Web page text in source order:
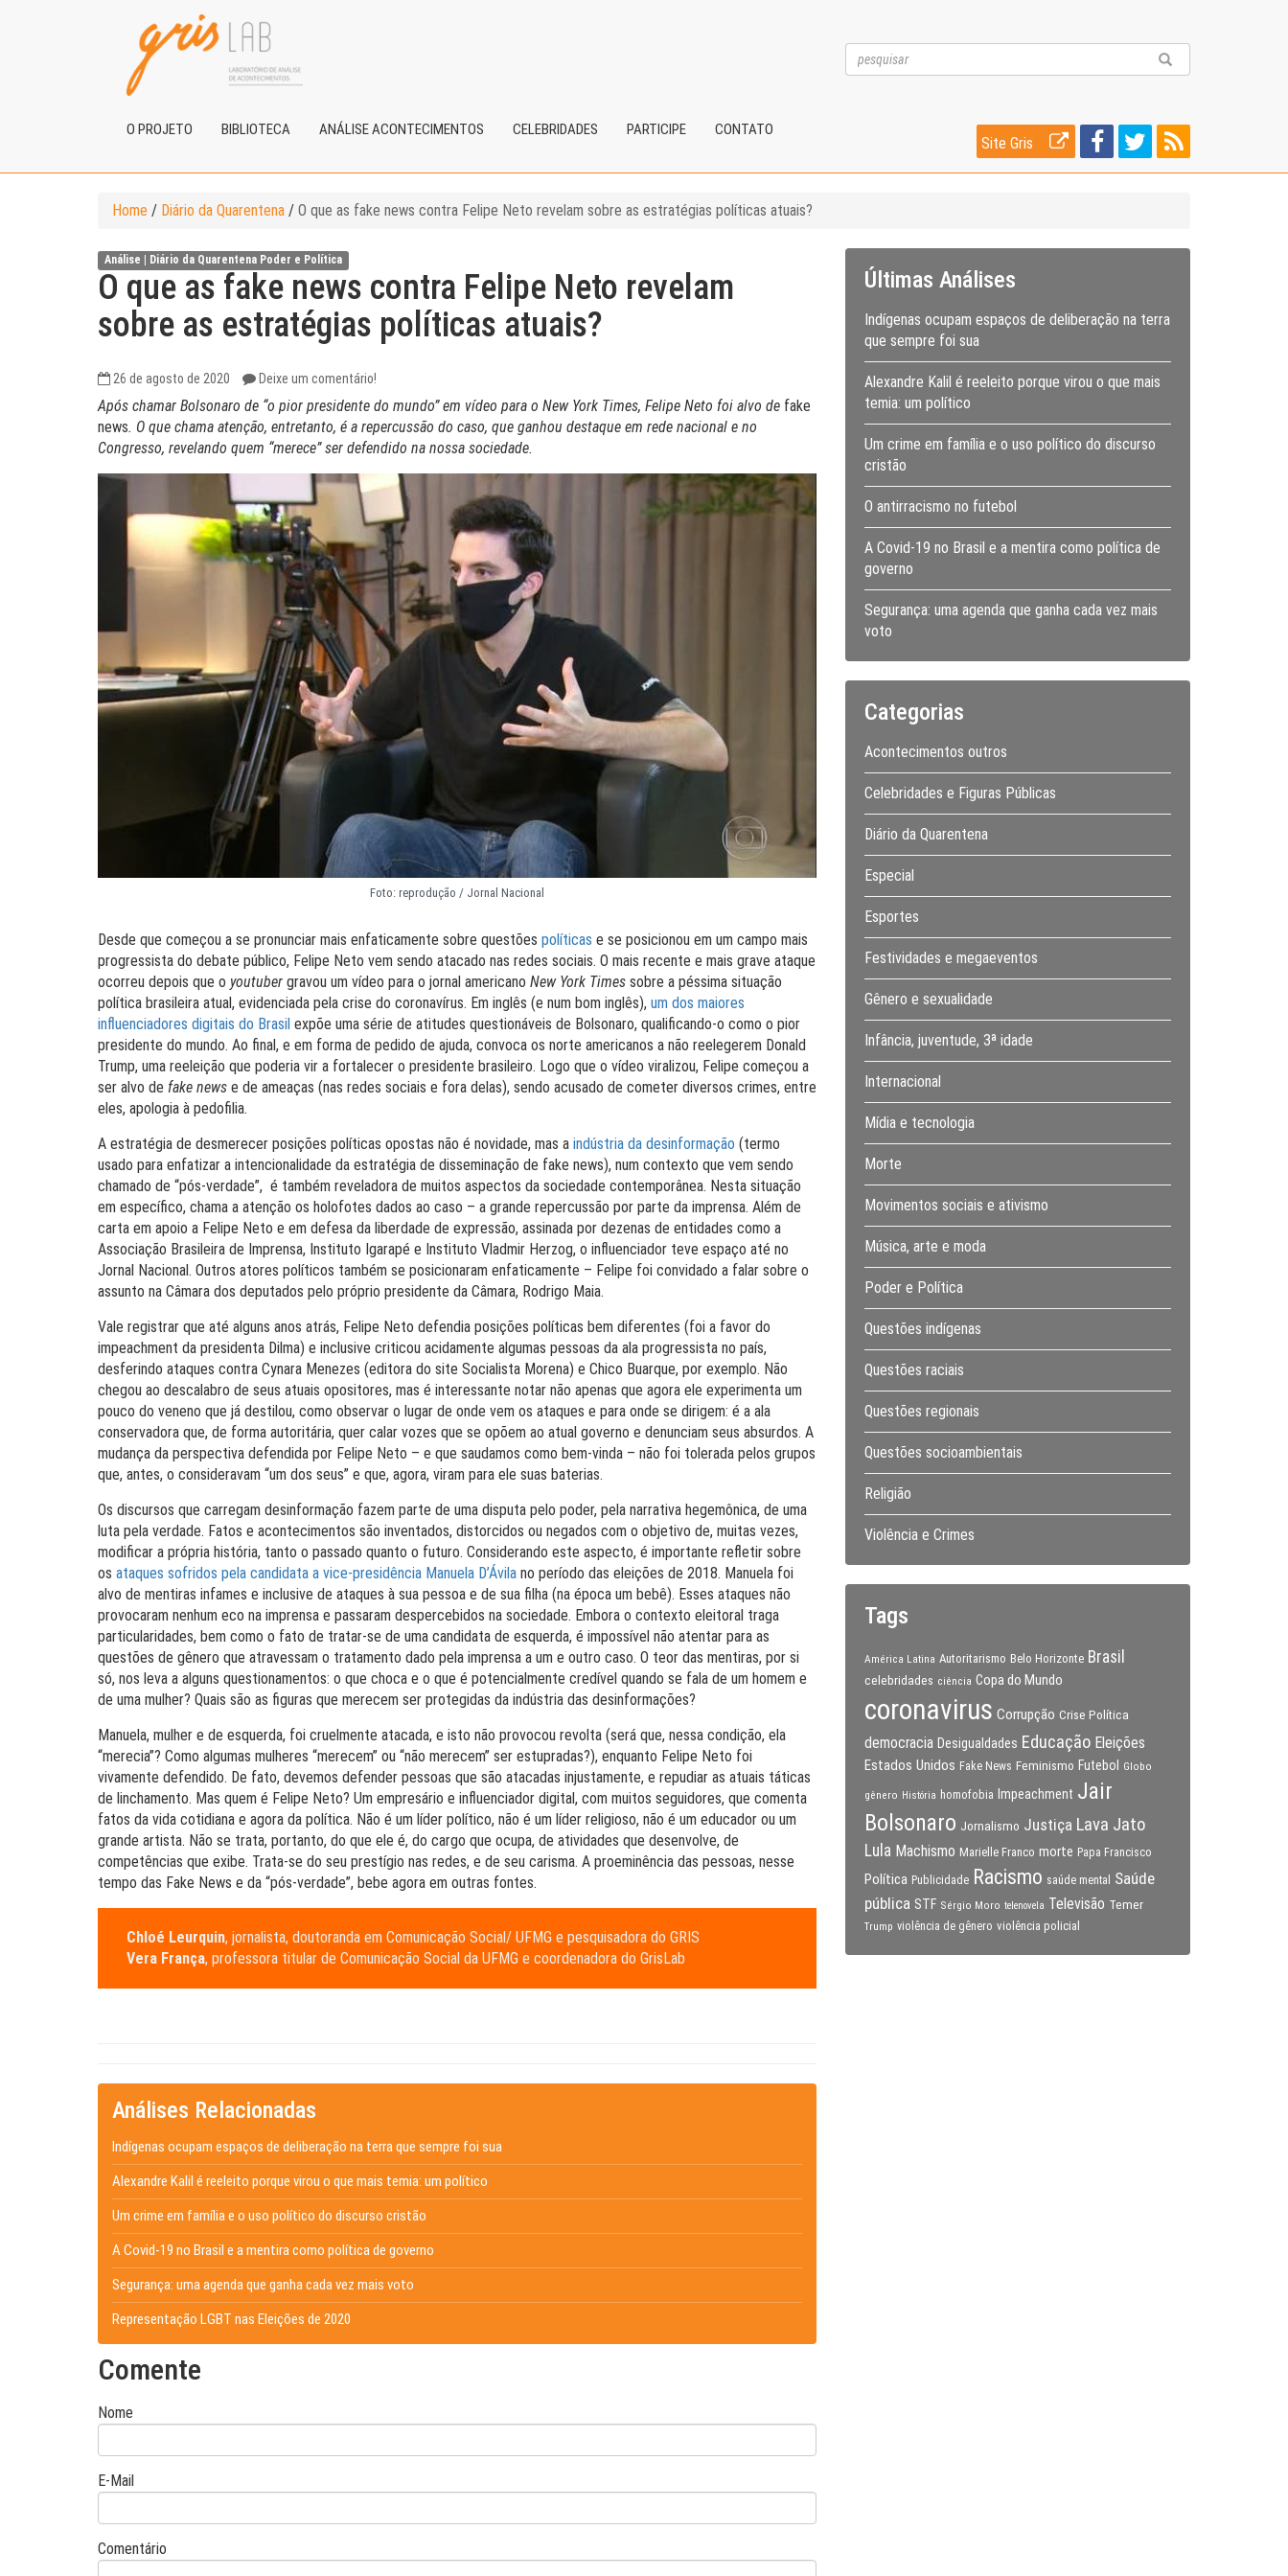
O PROJETO BIBLIOTECA ANÁLISE ACONTECIMENTOS CELEBRIDADES PARTICIPE CONTATO
Site Gris
Home / Diário da Quarentena / O que as fake news contra Felipe Neto revelam sobre as estratégias políticas atuais?
Análise | Diário da Quarentena Poder e Política
O que as fake news contra Felipe Neto revelam
sobre as estratégias políticas atuais?
26 de agosto de 2020 Deixe um comentário!
Após chamar Bolsonaro de “o pior presidente do mundo” em vídeo para o New York Times, Felipe Neto foi alvo de fake
news. O que chama atenção, entretanto, é a repercussão do caso, que ganhou destaque em rede nacional e no
Congresso, revelando quem “merece” ser defendido na nossa sociedade.
Foto: reprodução / Jornal Nacional
Desde que começou a se pronunciar mais enfaticamente sobre questões políticas e se posicionou em um campo mais
progressista do debate público, Felipe Neto vem sendo atacado nas redes sociais. O mais recente e mais grave ataque
ocorreu depois que o youtuber gravou um vídeo para o jornal americano New York Times sobre a péssima situação
política brasileira atual, evidenciada pela crise do coronavírus. Em inglês (e num bom inglês), um dos maiores
influenciadores digitais do Brasil expõe uma série de atitudes questionáveis de Bolsonaro, qualificando-o como o pior
presidente do mundo. Ao final, e em forma de pedido de ajuda, convoca os norte americanos a não reelegerem Donald
Trump, uma reeleição que poderia vir a fortalecer o presidente brasileiro. Logo que o vídeo viralizou, Felipe começou a
ser alvo de fake news e de ameaças (nas redes sociais e fora delas), sendo acusado de cometer diversos crimes, entre
eles, apologia à pedofilia.
A estratégia de desmerecer posições políticas opostas não é novidade, mas a indústria da desinformação (termo
usado para enfatizar a intencionalidade da estratégia de disseminação de fake news), num contexto que vem sendo
chamado de “pós-verdade”, é também reveladora de muitos aspectos da sociedade contemporânea. Nesta situação
em específico, chama a atenção os holofotes dados ao caso – a grande repercussão por parte da imprensa. Além de
carta em apoio a Felipe Neto e em defesa da liberdade de expressão, assinada por dezenas de entidades como a
Associação Brasileira de Imprensa, Instituto Igarapé e Instituto Vladmir Herzog, o influenciador teve espaço até no
Jornal Nacional. Outros atores políticos também se posicionaram enfaticamente – Felipe foi convidado a falar sobre o
assunto na Câmara dos deputados pelo próprio presidente da Câmara, Rodrigo Maia.
Vale registrar que até alguns anos atrás, Felipe Neto defendia posições políticas bem diferentes (foi a favor do
impeachment da presidenta Dilma) e inclusive criticou acidamente algumas pessoas da ala progressista no país,
desferindo ataques contra Cynara Menezes (editora do site Socialista Morena) e Chico Buarque, por exemplo. Não
chegou ao descalabro de seus atuais opositores, mas é interessante notar não apenas que agora ele experimenta um
pouco do veneno que já destilou, como observar o lugar de onde vem os ataques e para onde se dirigem: é a ala
conservadora que, de forma autoritária, quer calar vozes que se opõem ao atual governo e denunciam seus absurdos. A
mudança da perspectiva defendida por Felipe Neto – e que saudamos como bem-vinda – não foi tolerada pelos grupos
que, antes, o consideravam “um dos seus” e que, agora, viram para ele suas baterias.
Os discursos que carregam desinformação fazem parte de uma disputa pelo poder, pela narrativa hegemônica, de uma
luta pela verdade. Fatos e acontecimentos são inventados, distorcidos ou negados com o objetivo de, muitas vezes,
modificar a própria história, tanto o passado quanto o futuro. Considerando este aspecto, é importante refletir sobre
os ataques sofridos pela candidata a vice-presidência Manuela D’Ávila no período das eleições de 2018. Manuela foi
alvo de mentiras infames e inclusive de ataques à sua pessoa e de sua filha (na época um bebê). Esses ataques não
provocaram nenhum eco na imprensa e passaram despercebidos na sociedade. Embora o contexto eleitoral traga
particularidades, bem como o fato de tratar-se de uma candidata de esquerda, é impossível não atentar para as
questões de gênero que atravessam o tratamento dado pela imprensa a um e outro caso. O teor das mentiras, por si
só, nos leva a alguns questionamentos: o que choca e o que é potencialmente credível quando se fala de um homem e
de uma mulher? Quais são as figuras que merecem ser protegidas da indústria das desinformações?
Manuela, mulher e de esquerda, foi cruelmente atacada, e isto não provocou revolta (será que, nessa condição, ela
“merecia”? Como algumas mulheres “merecem” ou “não merecem” ser estupradas?), enquanto Felipe Neto foi
vivamente defendido. De fato, devemos defender pessoas que são atacadas injustamente, e repudiar as atuais táticas
de linchamento. Mas quem é Felipe Neto? Um empresário e influenciador digital, com muitos seguidores, que comenta
fatos da vida cotidiana e agora da política. Não é um líder político, não é um líder religioso, não é um educador ou um
grande artista. Não se trata, portanto, do que ele é, do cargo que ocupa, de atividades que desenvolve, de
competências que exibe. Trata-se do seu prestígio nas redes, e de seu carisma. A proeminência das pessoas, nesse
tempo das Fake News e da “pós-verdade”, bebe agora em outras fontes.
Chloé Leurquin, jornalista, doutoranda em Comunicação Social/ UFMG e pesquisadora do GRIS
Vera França, professora titular de Comunicação Social da UFMG e coordenadora do GrisLab
Análises Relacionadas
Indígenas ocupam espaços de deliberação na terra que sempre foi sua
Alexandre Kalil é reeleito porque virou o que mais temia: um político
Um crime em família e o uso político do discurso cristão
A Covid-19 no Brasil e a mentira como política de governo
Segurança: uma agenda que ganha cada vez mais voto
Representação LGBT nas Eleições de 2020
Comente
Nome
E-Mail
Comentário
Últimas Análises
Indígenas ocupam espaços de deliberação na terra
que sempre foi sua
Alexandre Kalil é reeleito porque virou o que mais
temia: um político
Um crime em família e o uso político do discurso
cristão
O antirracismo no futebol
A Covid-19 no Brasil e a mentira como política de
governo
Segurança: uma agenda que ganha cada vez mais
voto
Categorias
Acontecimentos outros
Celebridades e Figuras Públicas
Diário da Quarentena
Especial
Esportes
Festividades e megaeventos
Gênero e sexualidade
Infância, juventude, 3ª idade
Internacional
Mídia e tecnologia
Morte
Movimentos sociais e ativismo
Música, arte e moda
Poder e Política
Questões indígenas
Questões raciais
Questões regionais
Questões socioambientais
Religião
Violência e Crimes
Tags
América Latina Autoritarismo Belo Horizonte Brasil
celebridades ciência Copa do Mundo
coronavirus Corrupção Crise Política
democracia Desigualdades Educação Eleições
Estados Unidos Fake News Feminismo Futebol Globo
gênero História homofobia Impeachment Jair
Bolsonaro Jornalismo Justiça Lava Jato
Lula Machismo Marielle Franco morte Papa Francisco
Política Publicidade Racismo saúde mental
Saúde
pública STF Sérgio Moro telenovela Televisão Temer
Trump violência de gênero violência policial